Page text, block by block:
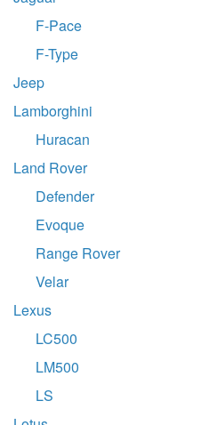
F-Pace
F-Type
Jeep
Lamborghini
Huracan
Land Rover
Defender
Evoque
Range Rover
Velar
Lexus
LC500
LM500
LS